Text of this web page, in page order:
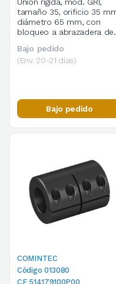
tamaño 35, orificio 35
diámetro 65 mm, con
bloqueo a abrazadera de
Bajo pedido
(Env. 20-21 días)
Bajo pedido
COMINTEC
Código 013080
CF 514179100P00